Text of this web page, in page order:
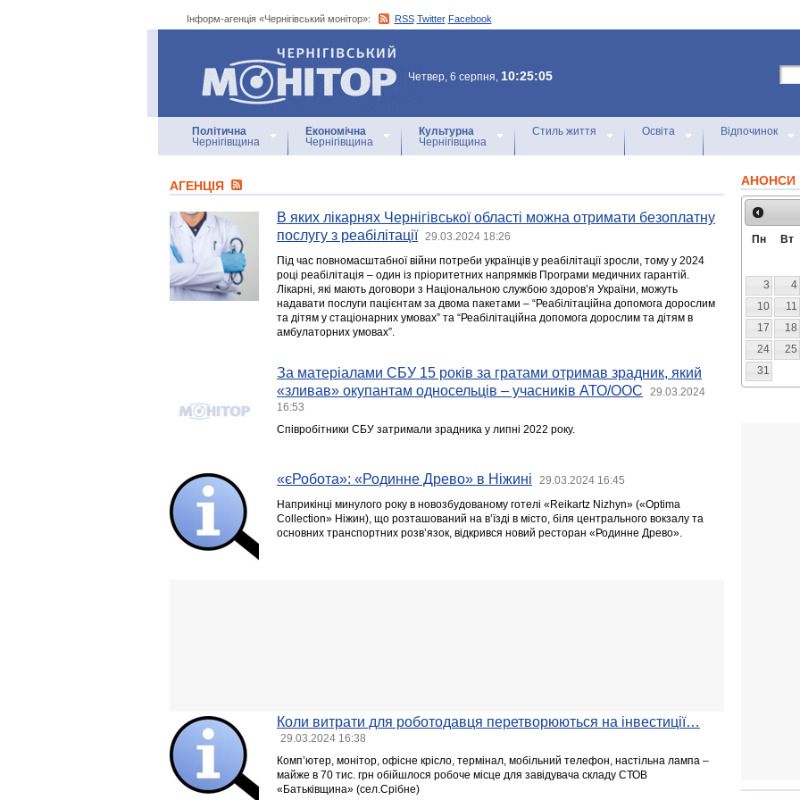
Інформ-агенція «Чернігівський монітор»: RSS Twitter Facebook
Інформ-агенція
«Чернігівський монітор»
Четвер, 6 серпня, 10:25:05
Політична
Чернігівщина
Економічна
Чернігівщина
Культурна
Чернігівщина
Стиль життя Освіта Відпочинок
АГЕНЦIЯ
В яких лікарнях Чернігівської області можна отримати безоплатну
послугу з реабілітації
29.03.2024 18:26
Під час повномасштабної війни потреби українців у реабілітації зросли, тому у 2024
році реабілітація – один із пріоритетних напрямків Програми медичних гарантій.
Лікарні, які мають договори з Національною службою здоров’я України, можуть
надавати послуги пацієнтам за двома пакетами – “Реабілітаційна допомога дорослим
та дітям у стаціонарних умовах” та “Реабілітаційна допомога дорослим та дітям в
амбулаторних умовах”.
За матеріалами СБУ 15 років за гратами отримав зрадник, який
«зливав» окупантам односельців – учасників АТО/ООС
29.03.2024
16:53
Співробітники СБУ затримали зрадника у липні 2022 року.
«єРобота»: «Родинне Древо» в Ніжині 29.03.2024 16:45
Наприкінці минулого року в новозбудованому готелі «Reikartz Nizhyn» («Optima
Collection» Ніжин), що розташований на в’їзді в місто, біля центрального вокзалу та
основних транспортних розв’язок, відкрився новий ресторан «Родинне Древо».
Коли витрати для роботодавця перетворюються на інвестиції…
29.03.2024 16:38
Комп’ютер, монітор, офісне крісло, термінал, мобільний телефон, настільна лампа –
майже в 70 тис. грн обійшлося робоче місце для завідувача складу СТОВ
«Батьківщина» (сел.Срібне)
АНОНСИ
Пн Вт
3
4
10
11
17
18
24
25
31